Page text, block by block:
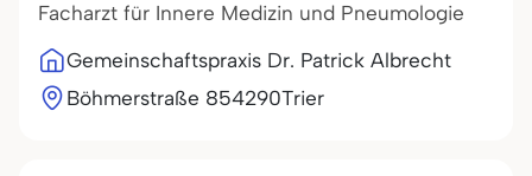
Facharzt für Innere Medizin und Pneumologie
Gemeinschaftspraxis Dr. Patrick Albrecht
Böhmerstraße 854290Trier